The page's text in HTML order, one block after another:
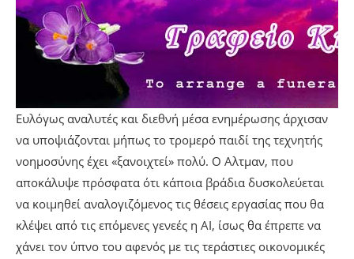
Ευλόγως αναλυτές και διεθνή μέσα ενημέρωσης άρχισαν
να υποψιάζονται μήπως το τρομερό παιδί της τεχνητής
νοημοσύνης έχει «ξανοιχτεί» πολύ. Ο Αλτμαν, που
αποκάλυψε πρόσφατα ότι κάποια βράδια δυσκολεύεται
να κοιμηθεί αναλογιζόμενος τις θέσεις εργασίας που θα
κλέψει από τις επόμενες γενεές η ΑΙ, ίσως θα έπρεπε να
χάνει τον ύπνο του αφενός με τις τεράστιες οικονομικές